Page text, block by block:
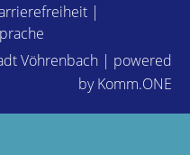
|
Vöhrenbach | powered
byKomm.ONE